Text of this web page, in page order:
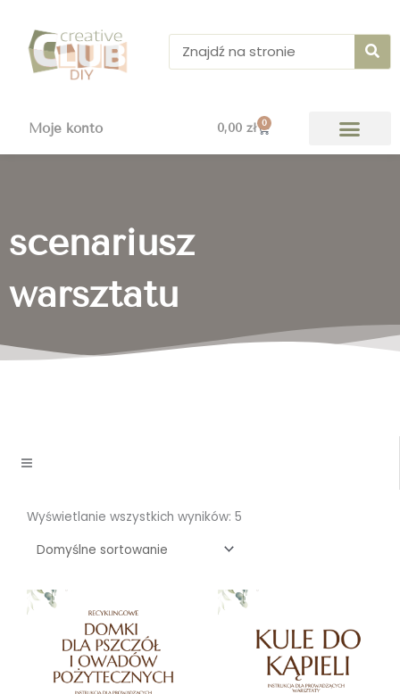
treści
Moje konto 0,00 zł 0
Wózek
scenariusz
warsztatu
Wyświetlanie wszystkich wyników: 5